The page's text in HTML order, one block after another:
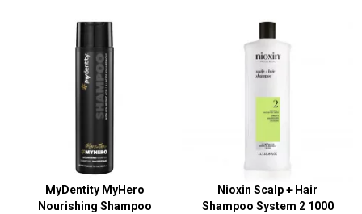
MyDentity MyHero
Nourishing Shampoo
Nioxin Scalp + Hair
Shampoo System 2 1000